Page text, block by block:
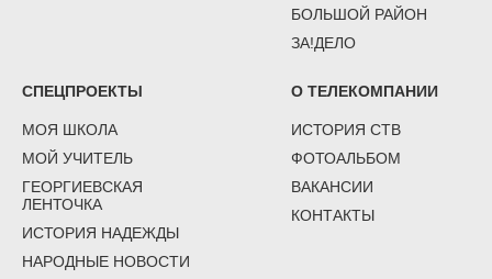
БОЛЬШОЙ РАЙОН
ЗА!ДЕЛО
СПЕЦПРОЕКТЫ
МОЯ ШКОЛА
МОЙ УЧИТЕЛЬ
ГЕОРГИЕВСКАЯ
ЛЕНТОЧКА
ИСТОРИЯ НАДЕЖДЫ
НАРОДНЫЕ НОВОСТИ
О ТЕЛЕКОМПАНИИ
ИСТОРИЯ СТВ
ФОТОАЛЬБОМ
ВАКАНСИИ
КОНТАКТЫ